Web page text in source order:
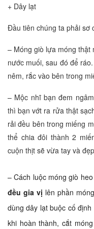
+ Dây lạt
Đầu tiên chúng ta phải sơ
– Móng giò lựa móng thật
nước muối, sau đó để
nêm, rắc vào bên trong
– Mộc nhĩ bạn đem
thì bạn vớt ra rửa thật
rải đều bên trong miếng
thể chia đôi thành 2
cuộn thịt sẽ vừa tay và
– Cách luộc móng giò
đều gia vị lên phần
dùng dây lạt buộc cố
khi hoàn thành, cắt